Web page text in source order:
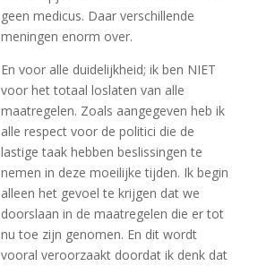
geen medicus. Daar verschillende
meningen enorm over.
En voor alle duidelijkheid; ik ben NIET
voor het totaal loslaten van alle
maatregelen. Zoals aangegeven heb ik
alle respect voor de politici die de
lastige taak hebben beslissingen te
nemen in deze moeilijke tijden. Ik begin
alleen het gevoel te krijgen dat we
doorslaan in de maatregelen die er tot
nu toe zijn genomen. En dit wordt
vooral veroorzaakt doordat ik denk dat